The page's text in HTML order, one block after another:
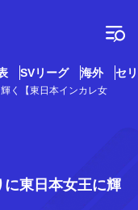
SVリーグ 海外 セ
く【東日本インカレ女
に東日本女王に輝